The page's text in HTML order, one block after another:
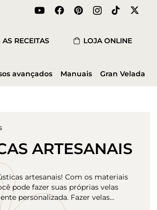
RECEITAS LOJA ONLINE
avançados Manuais Gran Velada
ARTESANAIS
artesanais! Com os materiais
pode fazer suas próprias velas
personalizada. Fazer velas…